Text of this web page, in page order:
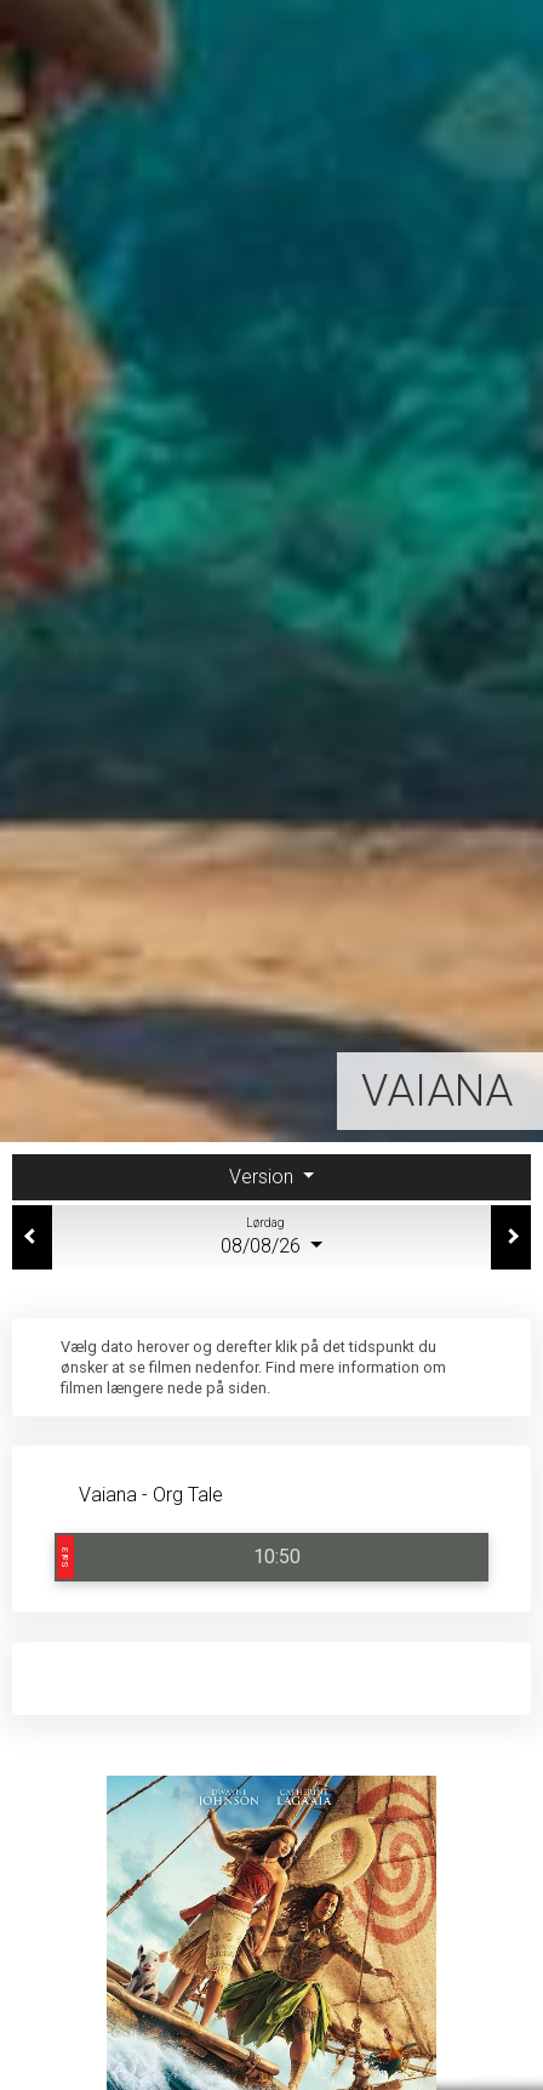
VAIANA
Version
Lørdag
08/08/26
Vælg dato herover og derefter klik på det tidspunkt du
ønsker at se filmen nedenfor. Find mere information om
filmen længere nede på siden.
Vaiana - Org Tale
Sal 3 10:50